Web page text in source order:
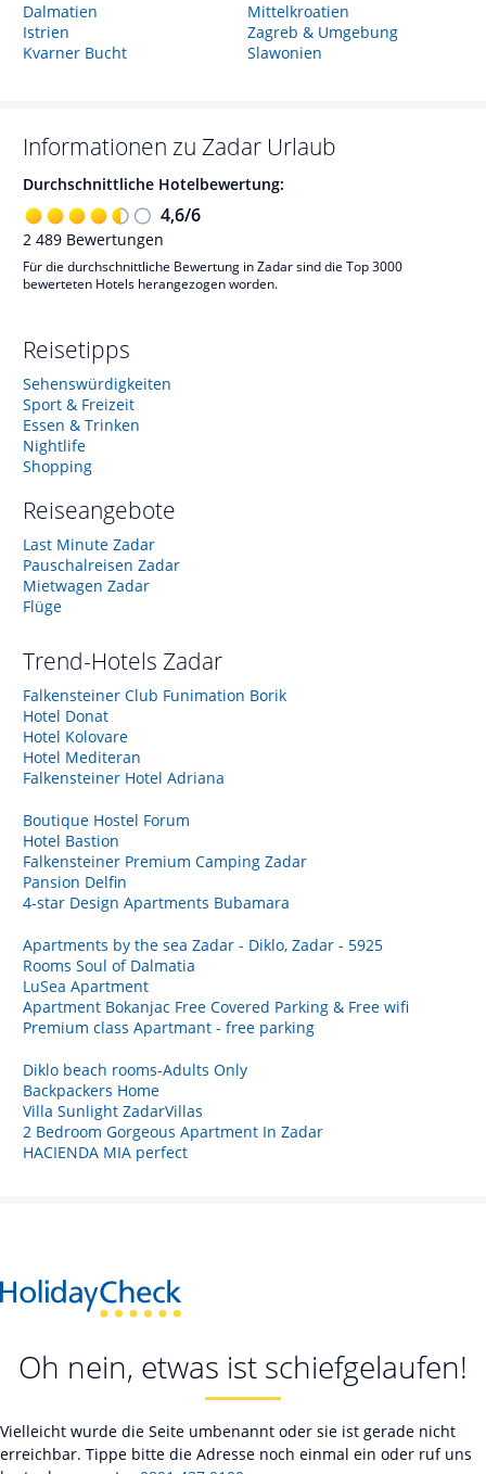
Dalmatien
Istrien
Kvarner Bucht
Mittelkroatien
Zagreb & Umgebung
Slawonien
Informationen zu Zadar Urlaub
Durchschnittliche Hotelbewertung:
4,6/6
2 489 Bewertungen
Für die durchschnittliche Bewertung in Zadar sind die Top 3000
bewerteten Hotels herangezogen worden.
Reisetipps
Sehenswürdigkeiten
Sport & Freizeit
Essen & Trinken
Nightlife
Shopping
Reiseangebote
Last Minute Zadar
Pauschalreisen Zadar
Mietwagen Zadar
Flüge
Trend-Hotels Zadar
Falkensteiner Club Funimation Borik
Hotel Donat
Hotel Kolovare
Hotel Mediteran
Falkensteiner Hotel Adriana
Boutique Hostel Forum
Hotel Bastion
Falkensteiner Premium Camping Zadar
Pansion Delfin
4-star Design Apartments Bubamara
Apartments by the sea Zadar - Diklo, Zadar - 5925
Rooms Soul of Dalmatia
LuSea Apartment
Apartment Bokanjac Free Covered Parking & Free wifi
Premium class Apartmant - free parking
Diklo beach rooms-Adults Only
Backpackers Home
Villa Sunlight ZadarVillas
2 Bedroom Gorgeous Apartment In Zadar
HACIENDA MIA perfect
Oh nein, etwas ist schiefgelaufen!
Vielleicht wurde die Seite umbenannt oder sie ist gerade nicht
erreichbar. Tippe bitte die Adresse noch einmal ein oder ruf uns